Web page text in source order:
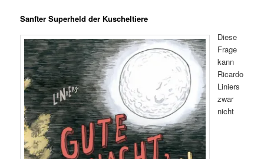
Sanfter Superheld der Kuscheltiere
Diese
Frage
kann
Ricardo
Liniers
zwar
nicht